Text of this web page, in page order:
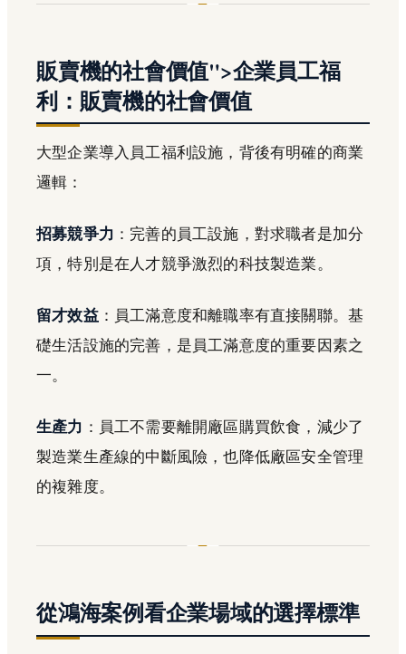
販賣機的社會價值">企業員工福
利：販賣機的社會價值
大型企業導入員工福利設施，背後有明確的商業
邏輯：
招募競爭力 ：完善的員工設施，對求職者是加分
項，特別是在人才競爭激烈的科技製造業。
留才效益：員工滿意度和離職率有直接關聯。基
礎生活設施的完善，是員工滿意度的重要因素之
一。
生產力 ：員工不需要離開廠區購買飲食，減少了
製造業生產線的中斷風險，也降低廠區安全管理
的複雜度。
從鴻海案例看企業場域的選擇標準